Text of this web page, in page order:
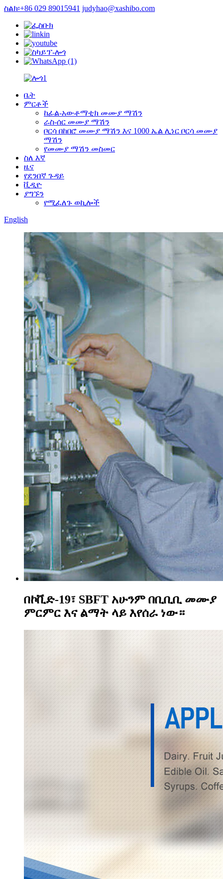
ስልክ፡+86 029 89015941 judyhao@xashibo.com
ቤት
ምርቶች
ከፊል-አውቶማቲክ መሙያ ማሽን
ራስ-ሰር መሙያ ማሽን
ቦርሳ በከበሮ መሙያ ማሽን እና 1000 ኤል ሊነር ቦርሳ መሙያ
ማሽን
የመሙያ ማሽን መስመር
ስለ እኛ
ዜና
የደንበኛ ጉዳይ
ቪዲዮ
ያግኙን
የሚፈለጉ ወኪሎች
English
በኮቪድ-19፣ SBFT አሁንም በቢቢቢ መሙያ
ምርምር እና ልማት ላይ እየሰራ ነው።